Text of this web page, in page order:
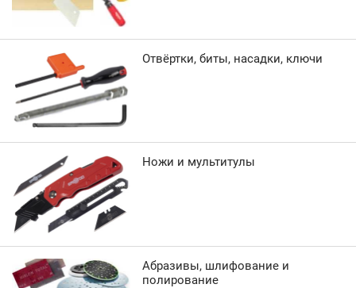
Отвёртки, биты, насадки, ключи
Ножи и мультитулы
Абразивы, шлифование и
полирование